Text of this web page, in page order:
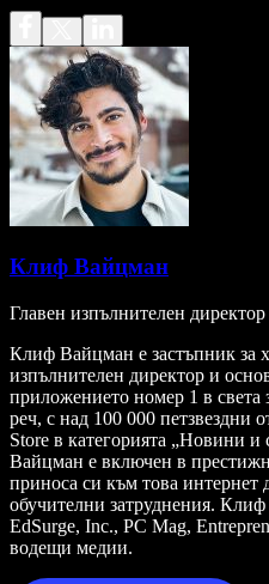
Клиф Вайцман
Главен изпълнителен
Клиф Вайцман е застъпник за
изпълнителен директор и
приложението номер 1 в света
реч, с над 100 000 петзвездни
Store в категорията „Новини и
Вайцман е включен в
приноса си към това интернет
обучителни затруднения.
EdSurge, Inc., PC Mag,
водещи медии.